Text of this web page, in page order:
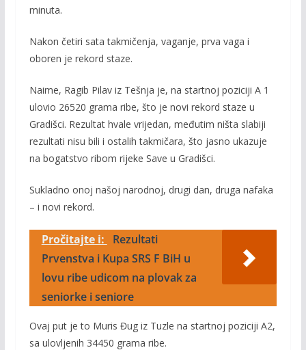
minuta.
Nakon četiri sata takmičenja, vaganje, prva vaga i
oboren je rekord staze.
Naime, Ragib Pilav iz Tešnja je, na startnoj poziciji A 1
ulovio 26520 grama ribe, što je novi rekord staze u
Gradišci. Rezultat hvale vrijedan, međutim ništa slabiji
rezultati nisu bili i ostalih takmičara, što jasno ukazuje
na bogatstvo ribom rijeke Save u Gradišci.
Sukladno onoj našoj narodnoj, drugi dan, druga nafaka
– i novi rekord.
Pročitajte i:
Rezultati
Prvenstva i Kupa SRS F BiH u
lovu ribe udicom na plovak za
seniorke i seniore
Ovaj put je to Muris Đug iz Tuzle na startnoj poziciji A2,
sa ulovljenih 34450 grama ribe.